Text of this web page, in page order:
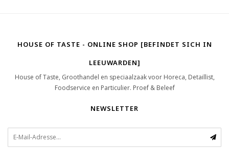
HOUSE OF TASTE - ONLINE SHOP [BEFINDET SICH IN
LEEUWARDEN]
House of Taste, Groothandel en speciaalzaak voor Horeca, Detaillist,
Foodservice en Particulier. Proef & Beleef
NEWSLETTER